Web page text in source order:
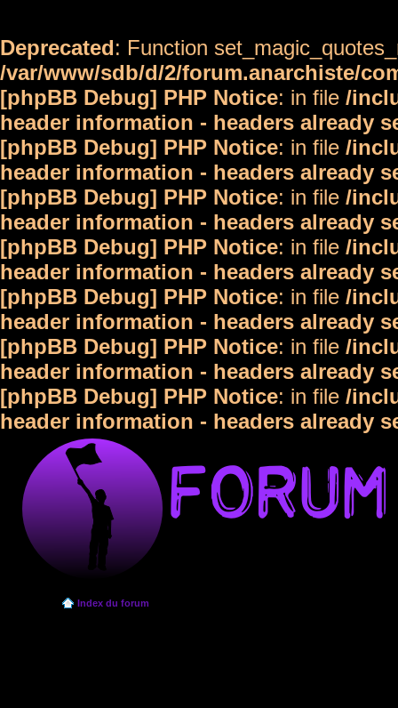
Deprecated: Function
/var/www/sdb/d/2/forum.anarchiste/
[phpBB Debug] PHP Notice: in file /
header information - headers already
[phpBB Debug] PHP Notice: in file /
header information - headers already
[phpBB Debug] PHP Notice: in file /
header information - headers already
[phpBB Debug] PHP Notice: in file /
header information - headers already
[phpBB Debug] PHP Notice: in file /
header information - headers already
[phpBB Debug] PHP Notice: in file /
header information - headers already
[phpBB Debug] PHP Notice: in file /
header information - headers already
Index du forum